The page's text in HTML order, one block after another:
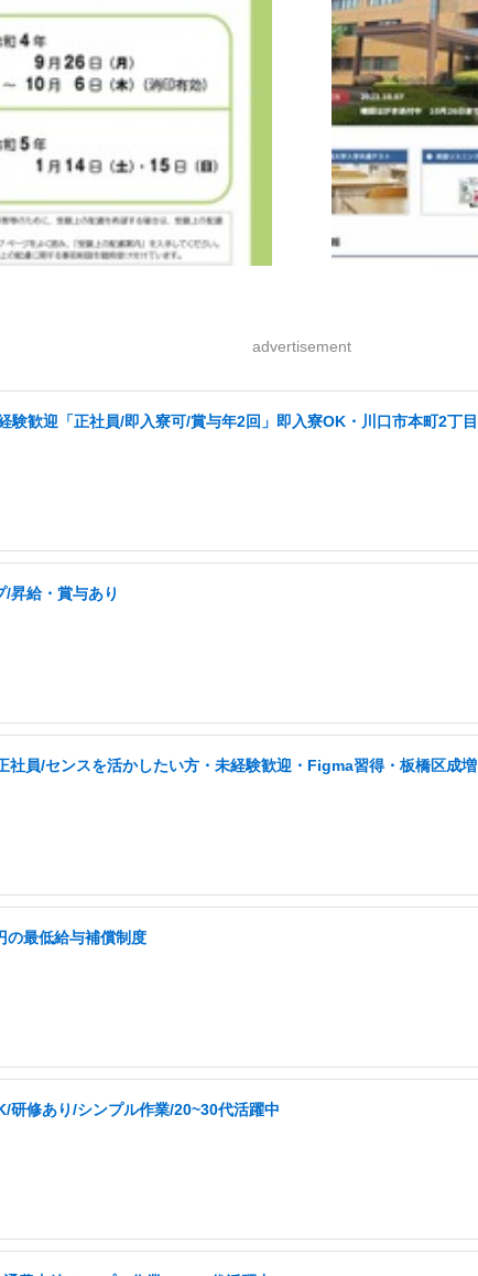
advertisement
験歓迎「正社員/即入寮可/賞与年2回」即入寮OK・川口市本町2丁目
昇給・賞与あり
員/センスを活かしたい方・未経験歓迎・Figma習得・板橋区成増
の最低給与補償制度
研修あり/シンプル作業/20~30代活躍中